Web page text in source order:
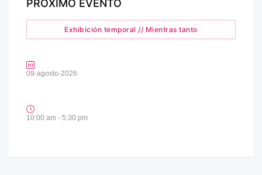
PRÓXIMO EVENTO
Exhibición temporal // Mientras tanto
09-agosto-2026
10:00 am - 5:30 pm